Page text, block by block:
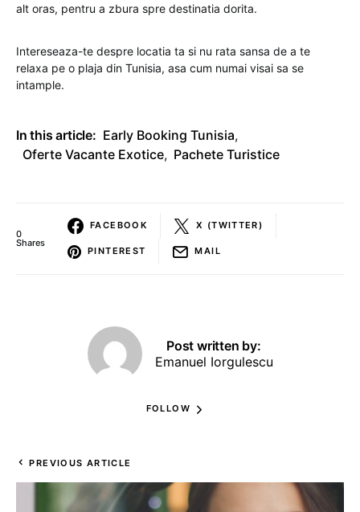
alt oras, pentru a zbura spre destinatia dorita.
Intereseaza-te despre locatia ta si nu rata sansa de a te
relaxa pe o plaja din Tunisia, asa cum numai visai sa se
intample.
In this article: Early Booking Tunisia,
Oferte Vacante Exotice, Pachete Turistice
0
Shares
FACEBOOK X (TWITTER)
PINTEREST MAIL
Post written by:
Emanuel Iorgulescu
FOLLOW
PREVIOUS ARTICLE